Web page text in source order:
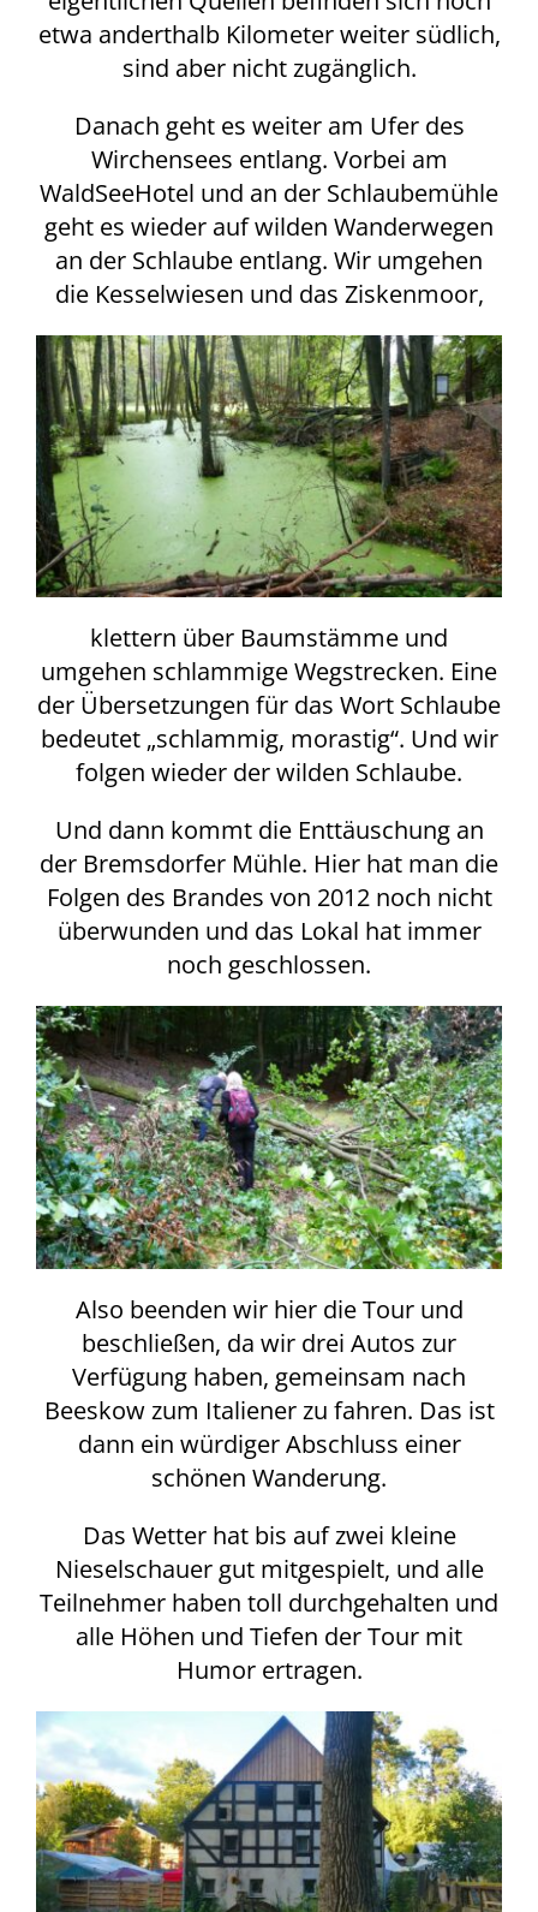
etwa anderthalb Kilometer weiter südlich,
sind aber nicht zugänglich.
Danach geht es weiter am Ufer des
Wirchensees entlang. Vorbei am
WaldSeeHotel und an der Schlaubemühle
geht es wieder auf wilden Wanderwegen
an der Schlaube entlang. Wir umgehen
die Kesselwiesen und das Ziskenmoor,
klettern über Baumstämme und
umgehen schlammige Wegstrecken. Eine
der Übersetzungen für das Wort Schlaube
bedeutet „schlammig, morastig“. Und wir
folgen wieder der wilden Schlaube.
Und dann kommt die Enttäuschung an
der Bremsdorfer Mühle. Hier hat man die
Folgen des Brandes von 2012 noch nicht
überwunden und das Lokal hat immer
noch geschlossen.
Also beenden wir hier die Tour und
beschließen, da wir drei Autos zur
Verfügung haben, gemeinsam nach
Beeskow zum Italiener zu fahren. Das ist
dann ein würdiger Abschluss einer
schönen Wanderung.
Das Wetter hat bis auf zwei kleine
Nieselschauer gut mitgespielt, und alle
Teilnehmer haben toll durchgehalten und
alle Höhen und Tiefen der Tour mit
Humor ertragen.